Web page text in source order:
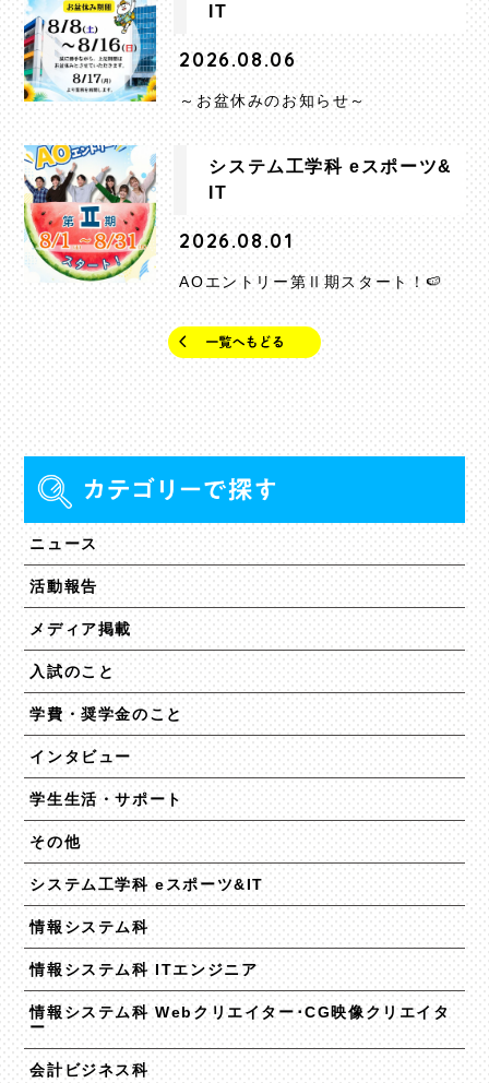
IT
2026.08.06
～お盆休みのお知らせ～
システム工学科 eスポーツ&
IT
2026.08.01
AOエントリー第Ⅱ期スタート！🍉
ニュース
活動報告
メディア掲載
入試のこと
学費・奨学金のこと
インタビュー
学生生活・サポート
その他
システム工学科 eスポーツ&IT
情報システム科
情報システム科 ITエンジニア
情報システム科 Webクリエイター･CG映像クリエイタ
ー
会計ビジネス科